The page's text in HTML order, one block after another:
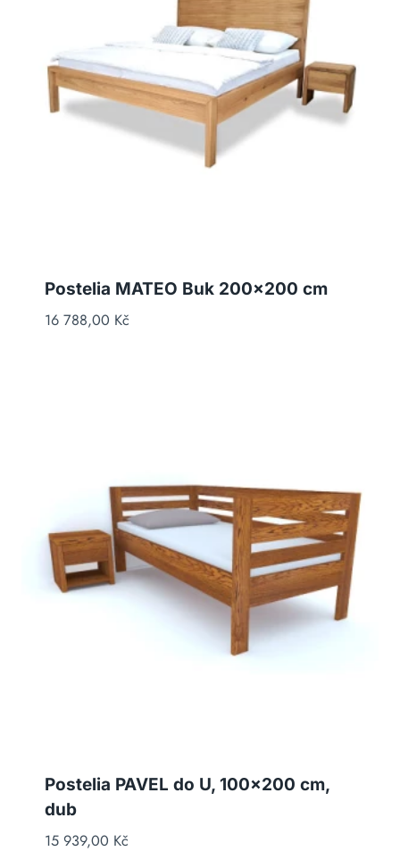
Postelia MATEO Buk 200×200 cm
16 788,00 Kč
Postelia PAVEL do U, 100×200 cm,
dub
15 939,00 Kč